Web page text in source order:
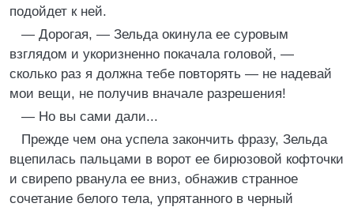
подойдет к ней.
— Дорогая, — Зельда окинула ее суровым
взглядом и укоризненно покачала головой, —
сколько раз я должна тебе повторять — не надевай
мои вещи, не получив вначале разрешения!
— Но вы сами дали...
Прежде чем она успела закончить фразу, Зельда
вцепилась пальцами в ворот ее бирюзовой кофточки
и свирепо рванула ее вниз, обнажив странное
сочетание белого тела, упрятанного в черный